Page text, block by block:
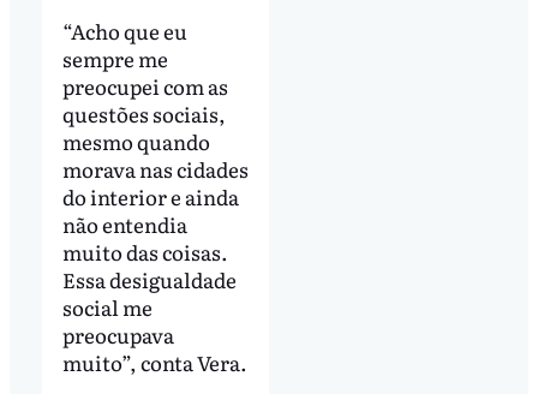
“Acho que eu
sempre me
preocupei com as
questões sociais,
mesmo quando
morava nas cidades
do interior e ainda
não entendia
muito das coisas.
Essa desigualdade
social me
preocupava
muito”, conta Vera.